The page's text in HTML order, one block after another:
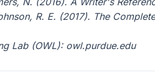
R. E. (2017). The
Lab (OWL): owl.purdue.edu